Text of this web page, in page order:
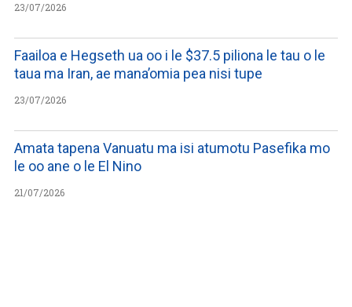
23/07/2026
Faailoa e Hegseth ua oo i le $37.5 piliona le tau o le
taua ma Iran, ae mana’omia pea nisi tupe
23/07/2026
Amata tapena Vanuatu ma isi atumotu Pasefika mo
le oo ane o le El Nino
21/07/2026